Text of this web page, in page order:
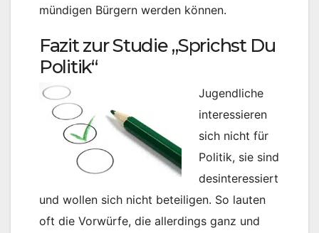
mündigen Bürgern werden können.
Fazit zur Studie „Sprichst Du
Politik“
Jugendliche
interessieren
sich nicht für
Politik, sie sind
desinteressiert
und wollen sich nicht beteiligen. So lauten
oft die Vorwürfe, die allerdings ganz und